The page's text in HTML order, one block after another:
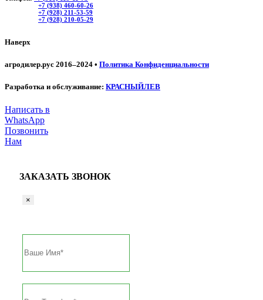
+7 (938) 460-60-26
+7 (928) 211-53-59
+7 (928) 210-05-29
Наверх
агродилер.рус 2016–2024 • Политика Конфиденциальности
Разработка и обслуживание: КРАСНЫЙЛЕВ
Написать в
WhatsApp
Позвонить
Нам
ЗАКАЗАТЬ ЗВОНОК
×